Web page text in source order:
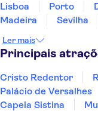
Lisboa
Porto
Madeira
Sevilha
Sesimbra
Ler mais
Principais
Cristo Redentor
Palácio de Versalhes
Capela Sistina